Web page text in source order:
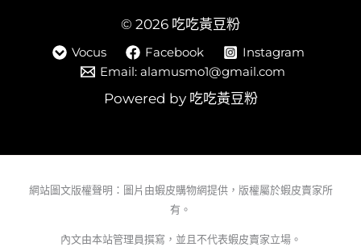
© 2026 吃吃黃豆粉
Vocus Facebook
Instagram
Email: alamusmo1@gmail.com
Powered by 吃吃黃豆粉
網站圖文版權聲明：圖片由蝦皮購物網提供，版權屬於蝦皮賣家所
有。
內文由本站管理員撰寫，並且不代表蝦皮賣家立場。